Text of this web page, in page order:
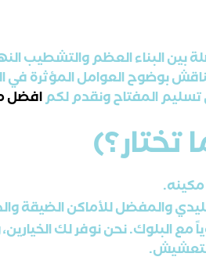
بين البناء العظم والتشطيب
بوضوح العوامل المؤثرة في
المفتاح ونقدم لكمافضل
تختار؟)
والمفضل للأماكن الضيقة
البلوك. نحن نوفر لك